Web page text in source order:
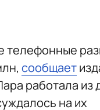
телефонные
сообщает
работала из
на их